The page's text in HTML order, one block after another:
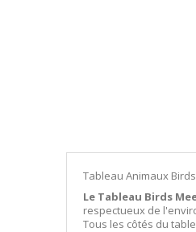
Tableau Animaux
Le Tableau Birds
respectueux de
Tous les côtés du